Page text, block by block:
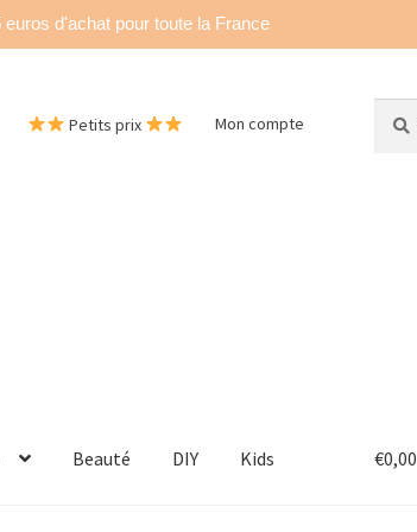
d'achat pour toute la France
Petits prix Mon compte
pour :
Beauté DIY Kids €0,00